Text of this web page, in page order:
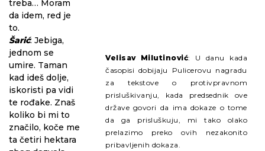
Velisav Milutinović: U danu kada
časopisi dobijaju Pulicerovu nagradu
za tekstove o protivpravnom
prisluškivanju, kada predsednik ove
države govori da ima dokaze o tome
da ga prisluškuju, mi tako olako
prelazimo preko ovih nezakonito
pribavljenih dokaza.
treba… Moram
da idem, red je
to.
Šarić: Jebiga,
jednom se
umire. Taman
kad ideš dolje,
iskoristi pa vidi
te rođake. Znaš
koliko bi mi to
značilo, koče me
ta četiri hektara